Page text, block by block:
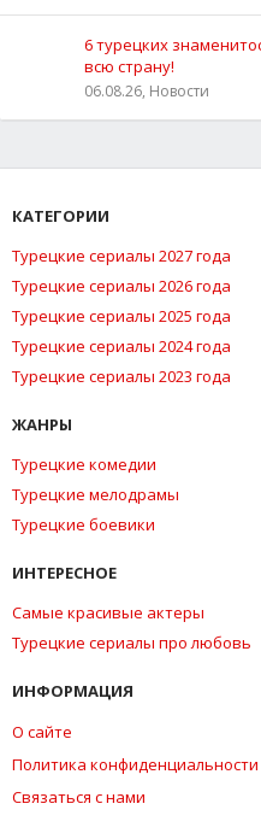
6 турецких
всю страну!
06.08.26, Новости
КАТЕГОРИИ
Турецкие сериалы 2027 года
Турецкие сериалы 2026 года
Турецкие сериалы 2025 года
Турецкие сериалы 2024 года
Турецкие сериалы 2023 года
ЖАНРЫ
Турецкие комедии
Турецкие мелодрамы
Турецкие боевики
ИНТЕРЕСНОЕ
Самые красивые актеры
Турецкие сериалы про любовь
ИНФОРМАЦИЯ
О сайте
Политика конфиденциальности
Связаться с нами